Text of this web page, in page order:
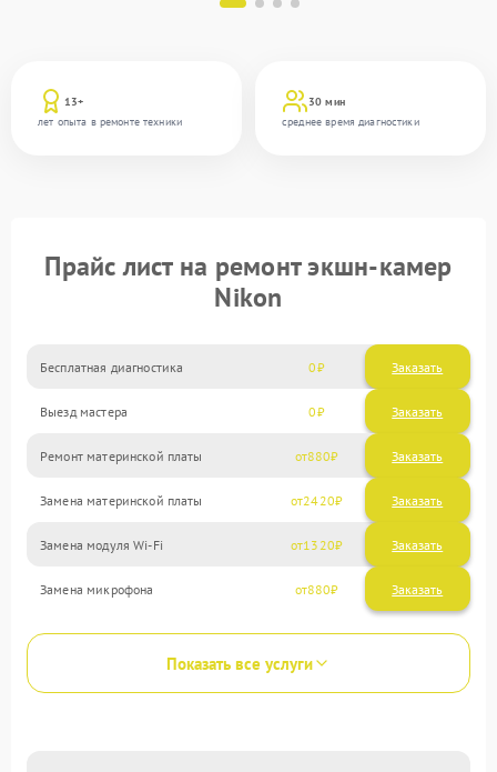
13+
лет опыта в ремонте техники
30 мин
среднее время диагностики
Прайс лист на ремонт экшн-камер
Nikon
Бесплатная диагностика 0 Заказать
Выезд мастера 0 Заказать
Ремонт материнской платы 880
Замена материнской платы 2420
Замена модуля Wi-Fi 1320
Замена микрофона 880
Показать все услуги